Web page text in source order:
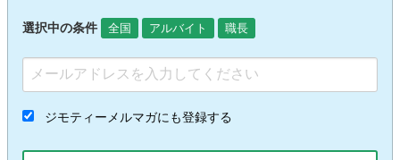
選択中の条件 全国 アルバイト 職長
ジモティーメルマガにも登録する